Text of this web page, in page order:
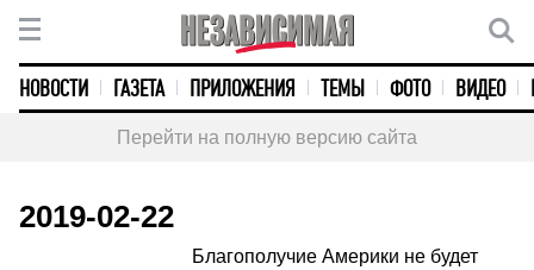
НОВОСТИ ГАЗЕТА ПРИЛОЖЕНИЯ ТЕМЫ ФОТО ВИДЕО
Перейти на полную версию сайта
2019-02-22
Благополучие Америки не будет